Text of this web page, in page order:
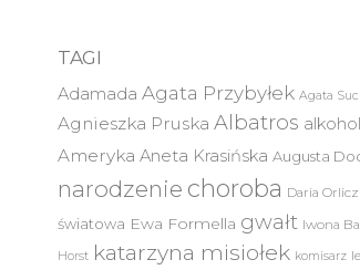
TAGI
Adamada Agata Przybyłek Agata
Agnieszka Pruska Albatros alkohol
Ameryka Aneta Krasińska Augusta
narodzenie choroba Daria Orlicz
światowa Ewa Formella gwałt Iwona
Horst katarzyna misiołek komisarz